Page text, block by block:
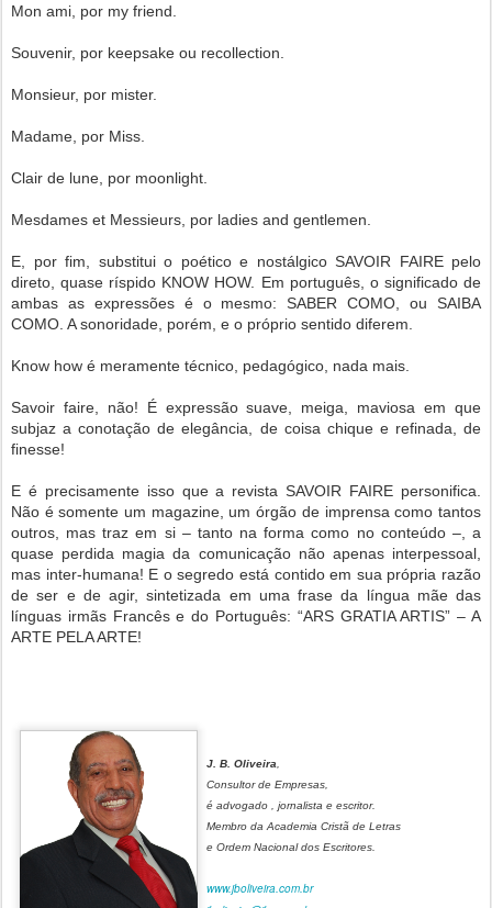
Mon ami, por my friend.
Souvenir, por keepsake ou recollection.
Monsieur, por mister.
Madame, por Miss.
Clair de lune, por moonlight.
Mesdames et Messieurs, por ladies and gentlemen.
E, por fim, substitui o poético e nostálgico SAVOIR FAIRE pelo
direto, quase ríspido KNOW HOW. Em português, o significado de
ambas as expressões é o mesmo: SABER COMO, ou SAIBA
COMO. A sonoridade, porém, e o próprio sentido diferem.
Know how é meramente técnico, pedagógico, nada mais.
Savoir faire, não! É expressão suave, meiga, maviosa em que
subjaz a conotação de elegância, de coisa chique e refinada, de
finesse!
E é precisamente isso que a revista SAVOIR FAIRE personifica.
Não é somente um magazine, um órgão de imprensa como tantos
outros, mas traz em si – tanto na forma como no conteúdo –, a
quase perdida magia da comunicação não apenas interpessoal,
mas inter-humana! E o segredo está contido em sua própria razão
de ser e de agir, sintetizada em uma frase da língua mãe das
línguas irmãs Francês e do Português: “ARS GRATIA ARTIS” – A
ARTE PELA ARTE!
J. B. Oliveira
Consultor de Empresas,
é advogado , jornalista e escritor.
Membro da Academia Cristã de Letras
e Ordem Nacional dos Escritores.
www.jboliveira.com.br